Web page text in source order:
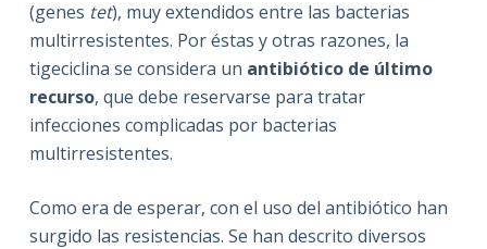
(genes tet), muy extendidos entre las bacterias
multirresistentes. Por éstas y otras razones, la
tigeciclina se considera un antibiótico de último
recurso, que debe reservarse para tratar
infecciones complicadas por bacterias
multirresistentes.
Como era de esperar, con el uso del antibiótico han
surgido las resistencias. Se han descrito diversos